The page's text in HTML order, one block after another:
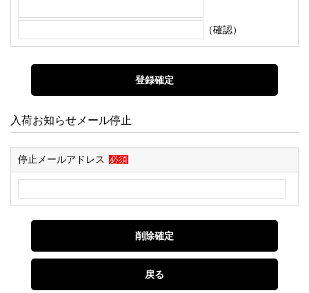
（確認）
入荷お知らせメール停止
停止メールアドレス 必須